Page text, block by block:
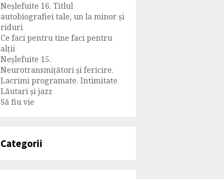
Neșlefuite 16. Titlul
autobiografiei tale, un la minor și
riduri
Ce faci pentru tine faci pentru
alții
Neșlefuite 15.
Neurotransmițători și fericire.
Lacrimi programate. Intimitate
Lăutari și jazz
Să fiu vie
Categorii